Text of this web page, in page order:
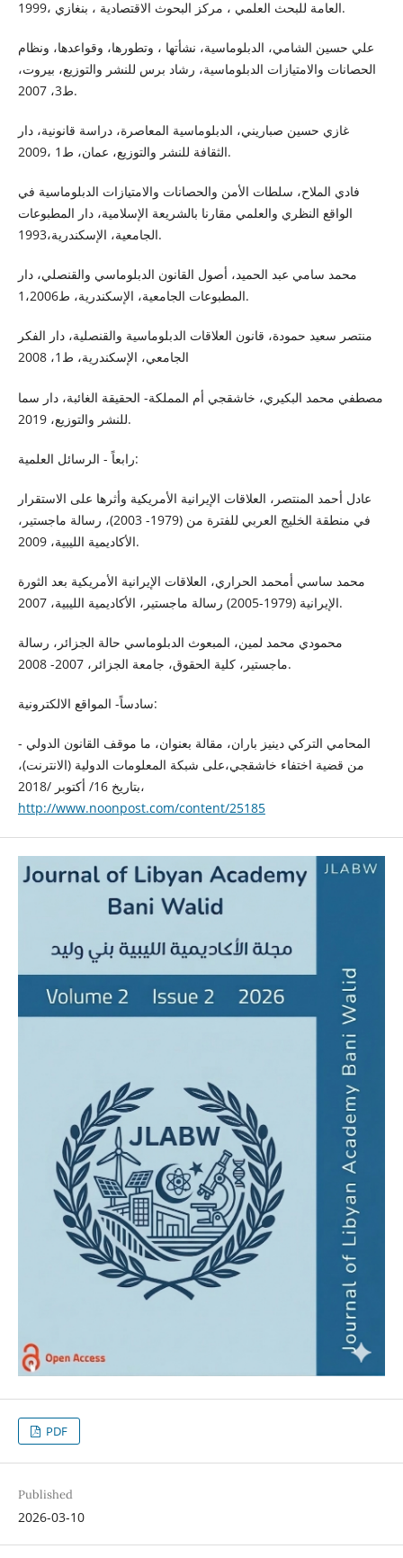
العامة للبحث العلمي ، مركز البحوث الاقتصادية ، بنغازي ،1999.
علي حسين الشامي، الدبلوماسية، نشأتها ، وتطورها، وقواعدها، ونظام
الحصانات والامتيازات الدبلوماسية، رشاد برس للنشر والتوزيع، بيروت،
ط3، 2007.
غازي حسين صباريني، الدبلوماسية المعاصرة، دراسة قانونية، دار
الثقافة للنشر والتوزيع، عمان، ط1 ،2009.
فادي الملاح، سلطات الأمن والحصانات والامتيازات الدبلوماسية في
الواقع النظري والعلمي مقارنا بالشريعة الإسلامية، دار المطبوعات
الجامعية، الإسكندرية،1993.
محمد سامي عبد الحميد، أصول القانون الدبلوماسي والقنصلي، دار
المطبوعات الجامعية، الإسكندرية، ط1،2006.
منتصر سعيد حمودة، قانون العلاقات الدبلوماسية والقنصلية، دار الفكر
الجامعي، الإسكندرية، ط1، 2008
مصطفي محمد البكيري، خاشقجي أم المملكة- الحقيقة الغائبة، دار سما
للنشر والتوزيع، 2019.
رابعاً - الرسائل العلمية:
عادل أحمد المنتصر، العلاقات الإيرانية الأمريكية وأثرها على الاستقرار
في منطقة الخليج العربي للفترة من (1979- 2003)، رسالة ماجستير،
الأكاديمية الليبية، 2009.
محمد ساسي أمحمد الحراري، العلاقات الإيرانية الأمريكية بعد الثورة
الإيرانية (1979-2005) رسالة ماجستير، الأكاديمية الليبية، 2007.
محمودي محمد لمين، المبعوث الدبلوماسي حالة الجزائر، رسالة
ماجستير، كلية الحقوق، جامعة الجزائر، 2007- 2008.
سادساً- المواقع الالكترونية:
- المحامي التركي دينيز باران، مقالة بعنوان، ما موقف القانون الدولي
من قضية اختفاء خاشقجي،على شبكة المعلومات الدولية (الانترنت)،
بتاريخ 16/ أكتوبر /2018،
http://www.noonpost.com/content/25185
PDF
Published
2026-03-10